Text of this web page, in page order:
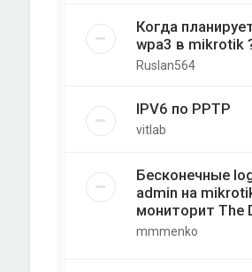
Когда
wpa3 в mikrotik
Ruslan564
IPV6 по PPTP
vitlab
Бесконечные
admin на
мониторит The
mmmenko